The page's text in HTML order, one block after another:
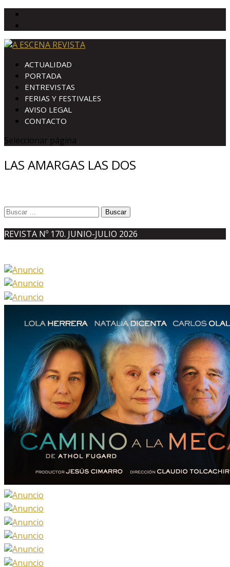
ACTUALIDAD
PORTADA
ENTREVISTAS
FERIAS Y FESTIVALES
AVISO LEGAL
CONTACTO
Seleccionar página
LAS AMARGAS LAS DOS
Buscar:
REVISTA Nº 170. JUNIO-JULIO 2026